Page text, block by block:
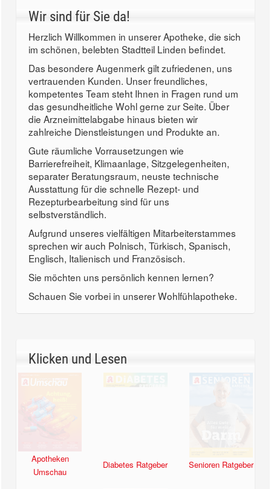
Wir sind für Sie da!
Herzlich Willkommen in unserer Apotheke, die sich
im schönen, belebten Stadtteil Linden befindet.
Das besondere Augenmerk gilt zufriedenen, uns
vertrauenden Kunden. Unser freundliches,
kompetentes Team steht Ihnen in Fragen rund um
das gesundheitliche Wohl gerne zur Seite. Über
die Arzneimittelabgabe hinaus bieten wir
zahlreiche Dienstleistungen und Produkte an.
Gute räumliche Vorrausetzungen wie
Barrierefreiheit, Klimaanlage, Sitzgelegenheiten,
separater Beratungsraum, neuste technische
Ausstattung für die schnelle Rezept- und
Rezepturbearbeitung sind für uns
selbstverständlich.
Aufgrund unseres vielfältigen Mitarbeiterstammes
sprechen wir auch Polnisch, Türkisch, Spanisch,
Englisch, Italienisch und Französisch.
Sie möchten uns persönlich kennen lernen?
Schauen Sie vorbei in unserer Wohlfühlapotheke.
Klicken und Lesen
Apotheken
Umschau
Diabetes Ratgeber Senioren Ratgeber